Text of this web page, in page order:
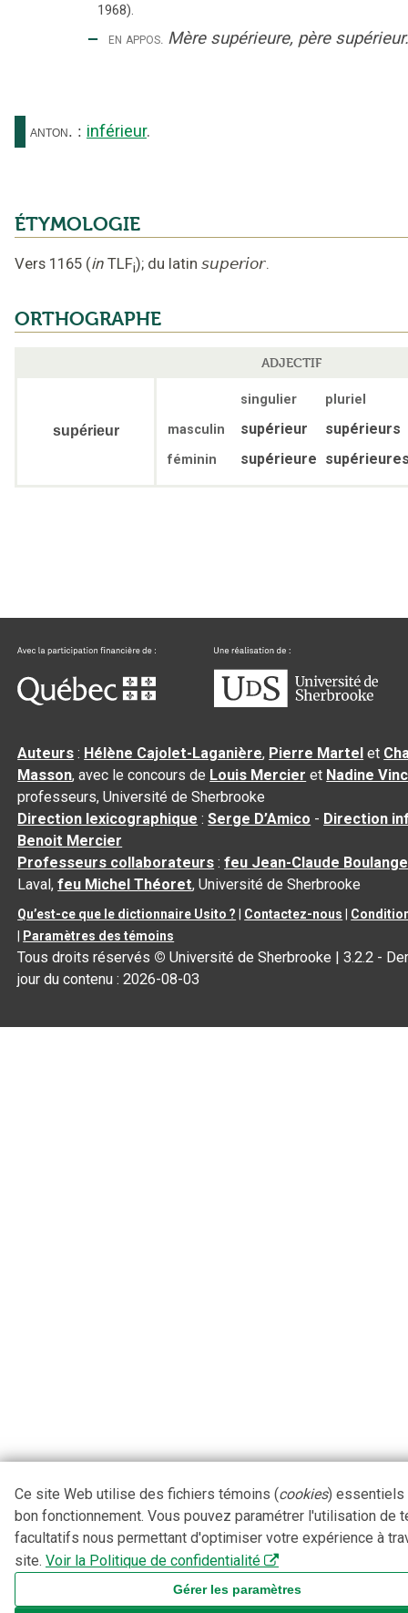
1968).
‒ en appos. Mère supérieure, père supérieur.
anton. : inférieur.
ÉTYMOLOGIE
Vers 1165 (in TLFi); du latin superior.
ORTHOGRAPHE
ADJECTIF
supérieur
singulier
pluriel
masculin
supérieur supérieurs
féminin supérieure
Auteurs : Hélène Cajolet-Laganière, Pierre Martel et
Masson, avec le concours de Louis Mercier et Nadine
professeurs, Université de Sherbrooke
Direction lexicographique :Serge D’Amico - Direction
Benoit Mercier
Professeurs collaborateurs :feu Jean-Claude
Laval,feu Michel Théoret, Université de Sherbrooke
Qu’est-ce que le dictionnaire Usito ? Contactez-nous
Paramètres des témoins
Tous droits réservés © Université de Sherbrooke |3.2.2 -
jour du contenu :2026-08-03
Ce site Web utilise des fichiers témoins (cookies) essentiels
bon fonctionnement. Vous pouvez paramétrer l'utilisation de
facultatifs nous permettant d'optimiser votre expérience à
site. Voir la Politique de confidentialité
Gérer les paramètres